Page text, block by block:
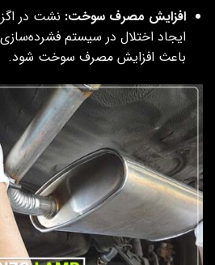
افزایش مصرف سوخت: نشت در
ایجاد اختلال در سیستم
باعث افزایش مصرف سوخت شود.